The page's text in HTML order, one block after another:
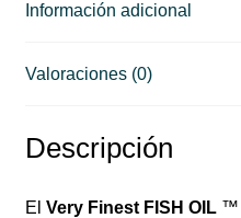
Información adicional
Valoraciones (0)
Descripción
El Very Finest FISH OIL™